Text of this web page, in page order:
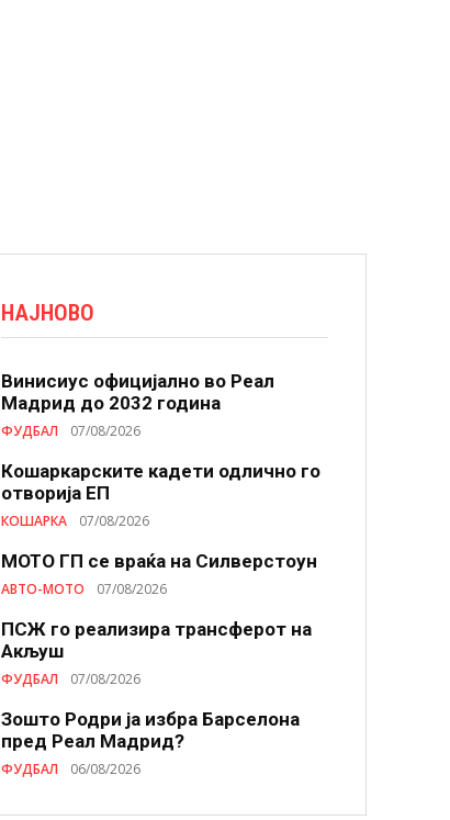
НАЈНОВО
Винисиус официјално во Реал
Мадрид до 2032 година
ФУДБАЛ 07/08/2026
Кошаркарските кадети одлично го
отворија ЕП
КОШАРКА 07/08/2026
МОТО ГП се враќа на Силверстоун
АВТО-МОТО 07/08/2026
ПСЖ го реализира трансферот на
Акљуш
ФУДБАЛ 07/08/2026
Зошто Родри ја избра Барселона
пред Реал Мадрид?
ФУДБАЛ 06/08/2026